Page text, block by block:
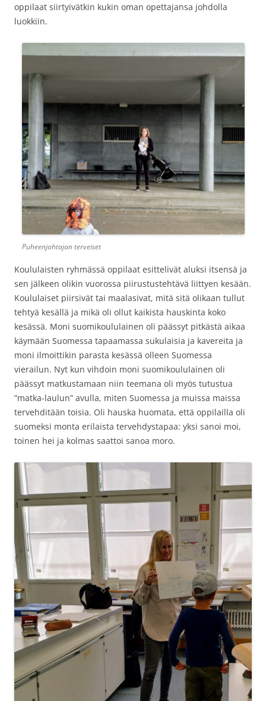
oppilaat siirtyivätkin kukin oman opettajansa johdolla
luokkiin.
Puheenjohtajan terveiset
Koululaisten ryhmässä oppilaat esittelivät aluksi itsensä ja
sen jälkeen olikin vuorossa piirustustehtävä liittyen kesään.
Koululaiset piirsivät tai maalasivat, mitä sitä olikaan tullut
tehtyä kesällä ja mikä oli ollut kaikista hauskinta koko
kesässä. Moni suomikoululainen oli päässyt pitkästä aikaa
käymään Suomessa tapaamassa sukulaisia ja kavereita ja
moni ilmoittikin parasta kesässä olleen Suomessa
vierailun. Nyt kun vihdoin moni suomikoululainen oli
päässyt matkustamaan niin teemana oli myös tutustua
”matka-laulun” avulla, miten Suomessa ja muissa maissa
tervehditään toisia. Oli hauska huomata, että oppilailla oli
suomeksi monta erilaista tervehdystapaa: yksi sanoi moi,
toinen hei ja kolmas saattoi sanoa moro.